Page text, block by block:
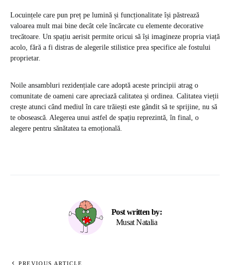
Locuințele care pun preț pe lumină și funcționalitate își păstrează
valoarea mult mai bine decât cele încărcate cu elemente decorative
trecătoare. Un spațiu aerisit permite oricui să își imagineze propria viață
acolo, fără a fi distras de alegerile stilistice prea specifice ale fostului
proprietar.
Noile ansambluri rezidențiale care adoptă aceste principii atrag o
comunitate de oameni care apreciază calitatea și ordinea. Calitatea vieții
crește atunci când mediul în care trăiești este gândit să te sprijine, nu să
te obosească. Alegerea unui astfel de spațiu reprezintă, în final, o
alegere pentru sănătatea ta emoțională.
Post written by:
Musat Natalia
PREVIOUS ARTICLE